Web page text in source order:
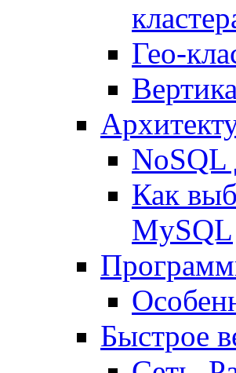
Гео-
NoSQL
Как
MySQL
Быстрое